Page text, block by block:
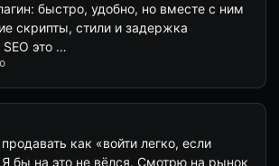
быстро, удобно, но вместе с ним
скрипты, стили и задержка
это …
как «войти легко, если
бы на это не вёлся. Смотрю на рынок